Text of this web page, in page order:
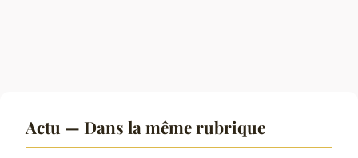
Actu — Dans la même rubrique